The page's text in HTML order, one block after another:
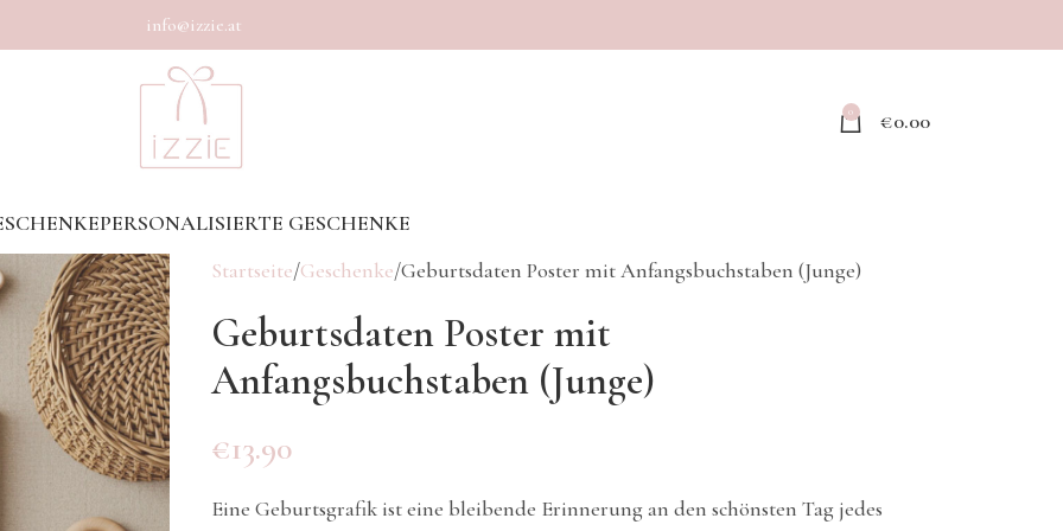
info@izzie.at
0 €0.00
PERSONALISIERTE GESCHENKE
Startseite Geschenke Geburtsdaten Poster mit Anfangsbuchstaben (Junge)
Geburtsdaten Poster mit
Anfangsbuchstaben (Junge)
€13.90
Eine Geburtsgrafik ist eine bleibende Erinnerung an den schönsten Tag jedes